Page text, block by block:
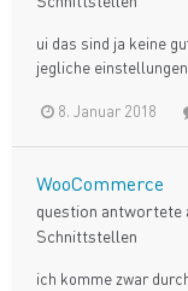
ui das sind ja keine
jegliche
8. Januar 2018
WooCommerce
question antwortete
Schnittstellen
ich komme zwar